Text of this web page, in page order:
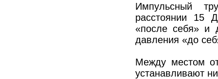
Импульсный
расстоянии 15
«после себя» и
давления «до
Между местом
устанавливают